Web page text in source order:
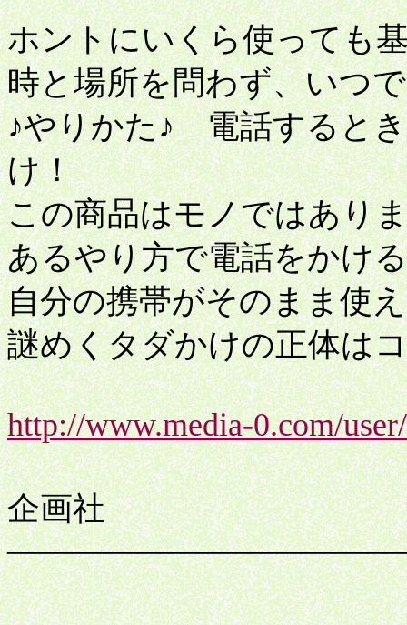
ホントにいくら使っても
時と場所を問わず、いつ
♪やりかた♪ 電話すると
け！
この商品はモノではあり
あるやり方で電話をかけ
自分の携帯がそのまま使
謎めくタダかけの正体は
http://www.media-0.com/
ゴー
企画社